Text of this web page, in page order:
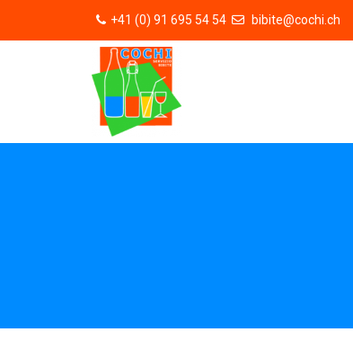
+41 (0) 91 695 54 54 bibite@cochi.ch